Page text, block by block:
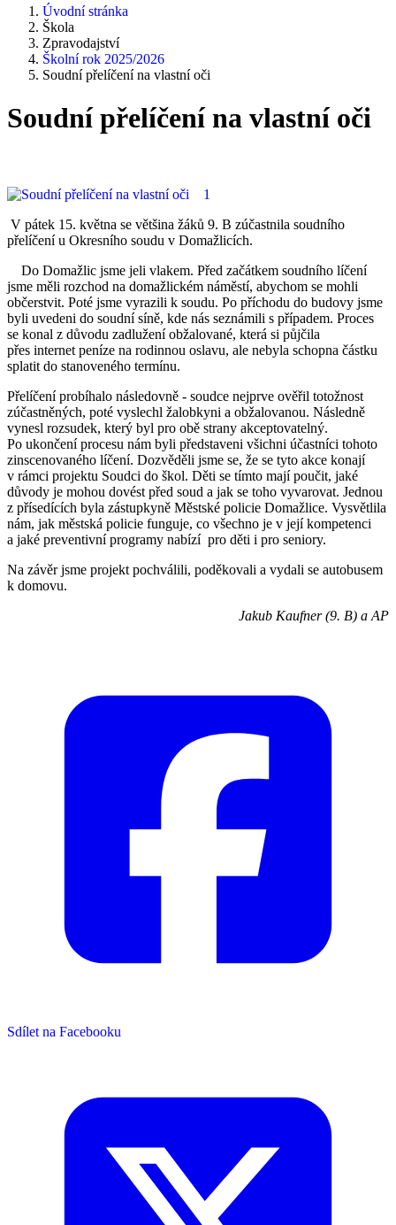
Úvodní stránka
Škola
Zpravodajství
Školní rok 2025/2026
Soudní přelíčení na vlastní oči
Soudní přelíčení na vlastní oči
V pátek 15. května se většina žáků 9. B zúčastnila soudního
přelíčení u Okresního soudu v Domažlicích.
Do Domažlic jsme jeli vlakem. Před začátkem soudního líčení
jsme měli rozchod na domažlickém náměstí, abychom se mohli
občerstvit. Poté jsme vyrazili k soudu. Po příchodu do budovy jsme
byli uvedeni do soudní síně, kde nás seznámili s případem. Proces
se konal z důvodu zadlužení obžalované, která si půjčila
přes internet peníze na rodinnou oslavu, ale nebyla schopna částku
splatit do stanoveného termínu.
Přelíčení probíhalo následovně - soudce nejprve ověřil totožnost
zúčastněných, poté vyslechl žalobkyni a obžalovanou. Následně
vynesl rozsudek, který byl pro obě strany akceptovatelný.
Po ukončení procesu nám byli představeni všichni účastníci tohoto
zinscenovaného líčení. Dozvěděli jsme se, že se tyto akce konají
v rámci projektu Soudci do škol. Děti se tímto mají poučit, jaké
důvody je mohou dovést před soud a jak se toho vyvarovat. Jednou
z přísedících byla zástupkyně Městské policie Domažlice. Vysvětlila
nám, jak městská policie funguje, co všechno je v její kompetenci
a jaké preventivní programy nabízí pro děti i pro seniory.
Na závěr jsme projekt pochválili, poděkovali a vydali se autobusem
k domovu.
Jakub Kaufner (9. B) a AP
Sdílet na Facebooku